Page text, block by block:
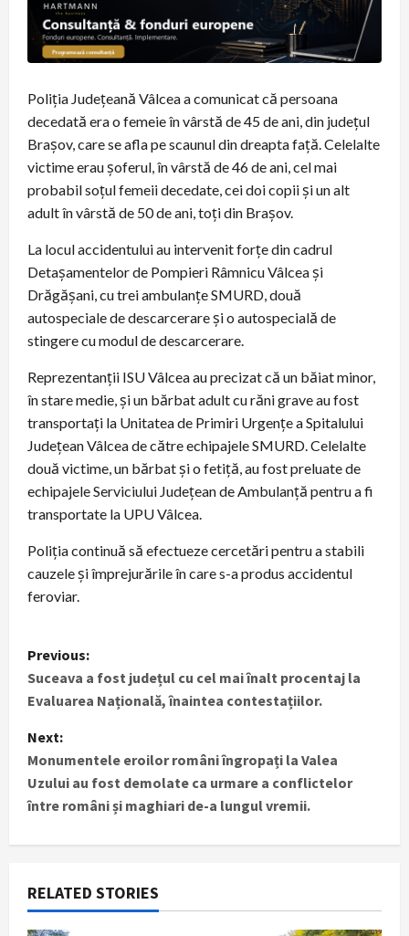
Poliția Județeană Vâlcea a comunicat că persoana
decedată era o femeie în vârstă de 45 de ani, din județul
Brașov, care se afla pe scaunul din dreapta față. Celelalte
victime erau șoferul, în vârstă de 46 de ani, cel mai
probabil soțul femeii decedate, cei doi copii și un alt
adult în vârstă de 50 de ani, toți din Brașov.
La locul accidentului au intervenit forțe din cadrul
Detașamentelor de Pompieri Râmnicu Vâlcea și
Drăgășani, cu trei ambulanțe SMURD, două
autospeciale de descarcerare și o autospecială de
stingere cu modul de descarcerare.
Reprezentanții ISU Vâlcea au precizat că un băiat minor,
în stare medie, și un bărbat adult cu răni grave au fost
transportați la Unitatea de Primiri Urgențe a Spitalului
Județean Vâlcea de către echipajele SMURD. Celelalte
două victime, un bărbat și o fetiță, au fost preluate de
echipajele Serviciului Județean de Ambulanță pentru a fi
transportate la UPU Vâlcea.
Poliția continuă să efectueze cercetări pentru a stabili
cauzele și împrejurările în care s-a produs accidentul
feroviar.
P
o
s
t
n
a
v
i
Previous:
Suceava a fost județul cu cel mai înalt procentaj la
Evaluarea Națională, înaintea contestațiilor.
Next:
Monumentele eroilor români îngropați la Valea
Uzului au fost demolate ca urmare a conflictelor
între români și maghiari de-a lungul vremii.
RELATED STORIES